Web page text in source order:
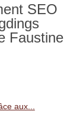
SEO
Faustine
aux...